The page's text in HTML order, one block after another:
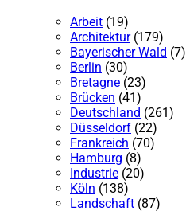
Arbeit (19)
Architektur(179)
Bayerischer Wald (7)
Berlin (30)
Bretagne (23)
Brücken (41)
Deutschland (261)
Düsseldorf (22)
Frankreich (70)
Hamburg (8)
Industrie (20)
Köln (138)
Landschaft (87)